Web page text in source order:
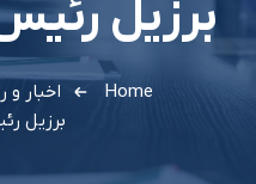
برزیل
Home اخبار و
برزیل